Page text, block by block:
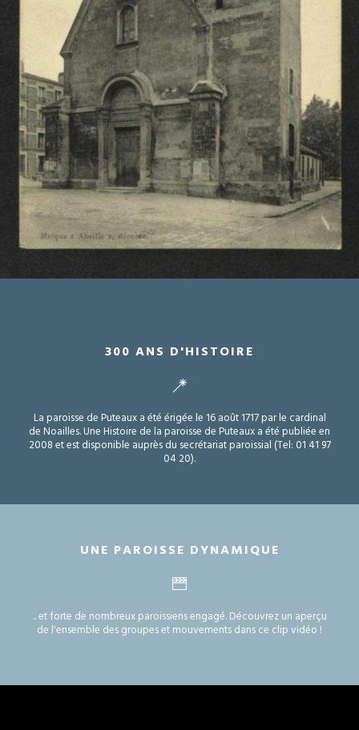
300 ANS D'HISTOIRE
La paroisse de Puteaux a été érigée le 16 août 1717 par le cardinal
de Noailles. Une Histoire de la paroisse de Puteaux a été publiée en
2008 et est disponible auprès du secrétariat paroissial (Tel: 01 41 97
04 20).
UNE PAROISSE DYNAMIQUE
.. et forte de nombreux paroissiens engagé. Découvrez un aperçu
de l'ensemble des groupes et mouvements dans ce clip vidéo !